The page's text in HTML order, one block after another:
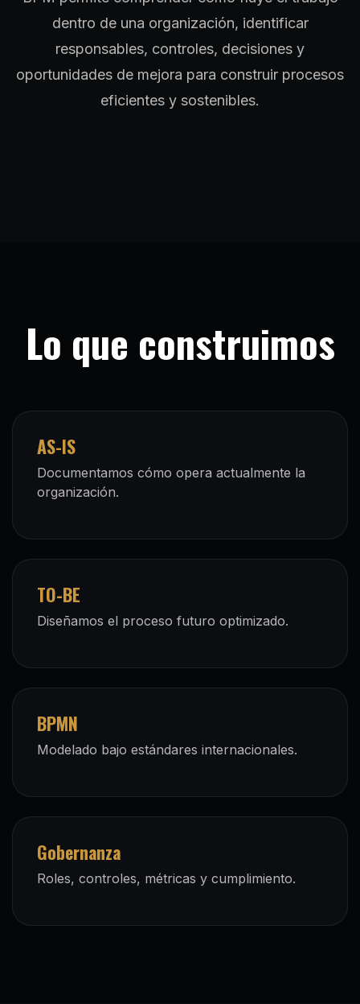
dentro de una organización, identificar
responsables, controles, decisiones y
oportunidades de mejora para construir procesos
eficientes y sostenibles.
Lo que construimos
AS-IS
Documentamos cómo opera actualmente la
organización.
TO-BE
Diseñamos el proceso futuro optimizado.
BPMN
Modelado bajo estándares internacionales.
Gobernanza
Roles, controles, métricas y cumplimiento.